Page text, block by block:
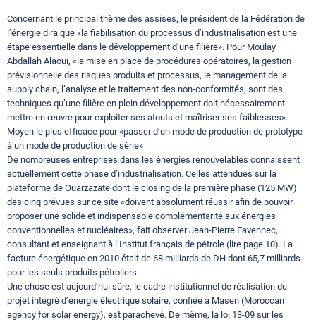
Concernant le principal thème des assises, le président de la Fédération de
l’énergie dira que «la fiabilisation du processus d’industrialisation est une
étape essentielle dans le développement d’une filière». Pour Moulay
Abdallah Alaoui, «la mise en place de procédures opératoires, la gestion
prévisionnelle des risques produits et processus, le management de la
supply chain, l’analyse et le traitement des non-conformités, sont des
techniques qu’une filière en plein développement doit nécessairement
mettre en œuvre pour exploiter ses atouts et maîtriser ses faiblesses».
Moyen le plus efficace pour «passer d’un mode de production de prototype
à un mode de production de série»
De nombreuses entreprises dans les énergies renouvelables connaissent
actuellement cette phase d’industrialisation. Celles attendues sur la
plateforme de Ouarzazate dont le closing de la première phase (125 MW)
des cinq prévues sur ce site «doivent absolument réussir afin de pouvoir
proposer une solide et indispensable complémentarité aux énergies
conventionnelles et nucléaires», fait observer Jean-Pierre Favennec,
consultant et enseignant à l’Institut français de pétrole (lire page 10). La
facture énergétique en 2010 était de 68 milliards de DH dont 65,7 milliards
pour les seuls produits pétroliers
Une chose est aujourd’hui sûre, le cadre institutionnel de réalisation du
projet intégré d’énergie électrique solaire, confiée à Masen (Moroccan
agency for solar energy), est parachevé. De même, la loi 13-09 sur les